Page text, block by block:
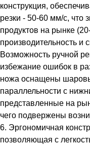
конструкция,
резки - 50-60 мм/с, что
продуктов на рынке
производительность и
Возможность ручной
избежание ошибок в
ножа оснащены
параллельности с
представленные на
чего подвержены
6. Эргономичная
позволяющая с